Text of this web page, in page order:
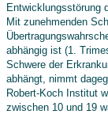
Entwicklungsstörung
Mit zunehmenden
abhängig ist (1.
Schwere der
abhängt, nimmt
Robert-Koch Institut
zwischen 10 und 19